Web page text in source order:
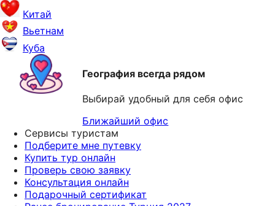
Китай
Вьетнам
Куба
География всегда рядом
Выбирай удобный для себя офис
Ближайший офис
Сервисы туристам
Подберите мне путевку
Купить тур онлайн
Проверь свою заявку
Консультация онлайн
Подарочный сертификат